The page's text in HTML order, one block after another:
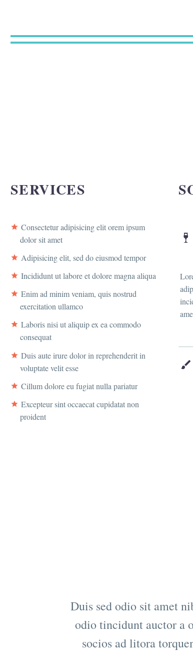
SERVICES
Consectetur adipisicing elit orem ipsum
dolor sit amet
Adipisicing elit, sed do eiusmod tempor
Incididunt ut labore et dolore magna aliqua
Enim ad minim veniam, quis nostrud
exercitation ullamco
Laboris nisi ut aliquip ex ea commodo
consequat
Duis aute irure dolor in reprehenderit in
voluptate velit esse
Cillum dolore eu fugiat nulla pariatur
Excepteur sint occaecat cupidatat non
proident
Duis sed odio sit amet
odio tincidunt auctor a
socios ad litora